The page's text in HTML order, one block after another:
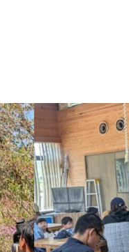
園内マップ お知らせ
スタッフの紹介 モリメ
ーン募集